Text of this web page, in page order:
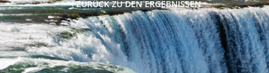
ZURÜCK ZU DEN ERGEBNISSEN